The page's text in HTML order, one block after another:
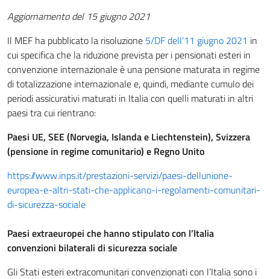
Aggiornamento del 15 giugno 2021
Il MEF ha pubblicato la risoluzione 5/DF dell’11 giugno 2021 in
cui specifica che la riduzione prevista per i pensionati esteri in
convenzione internazionale è una pensione maturata in regime
di totalizzazione internazionale e, quindi, mediante cumulo dei
periodi assicurativi maturati in Italia con quelli maturati in altri
paesi tra cui rientrano:
Paesi UE, SEE (Norvegia, Islanda e Liechtenstein), Svizzera
(pensione in regime comunitario) e Regno Unito
https://www.inps.it/prestazioni-servizi/paesi-dellunione-
europea-e-altri-stati-che-applicano-i-regolamenti-comunitari-
di-sicurezza-sociale
Paesi extraeuropei che hanno stipulato con l’Italia
convenzioni bilaterali di sicurezza sociale
Gli Stati esteri extracomunitari convenzionati con l’Italia sono i